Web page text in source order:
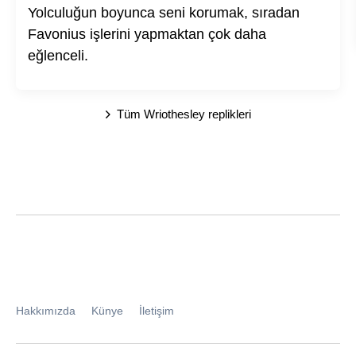
Yolculuğun boyunca seni korumak, sıradan
Favonius işlerini yapmaktan çok daha
eğlenceli.
Tüm Wriothesley replikleri
Hakkımızda Künye İletişim